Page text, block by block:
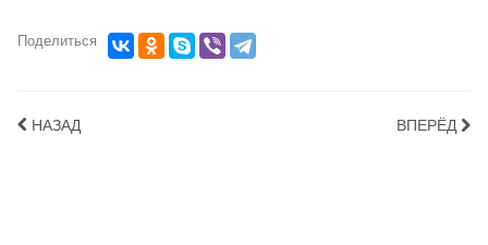
Поделиться
НАЗАД ВПЕРЁД